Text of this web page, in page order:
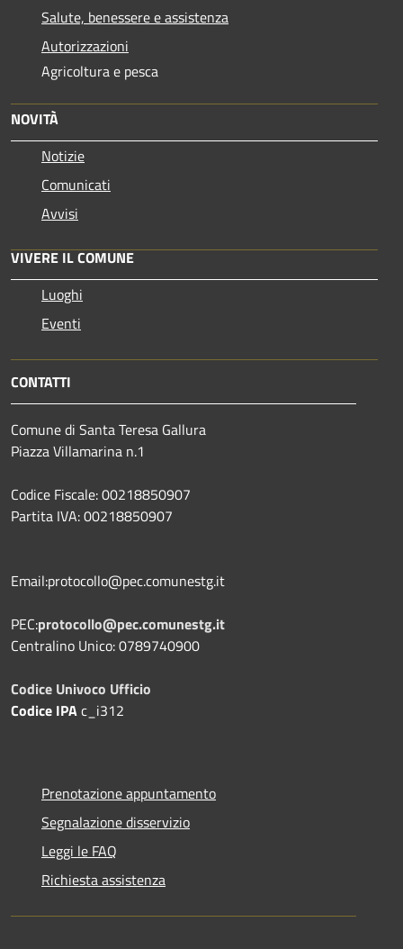
Salute, benessere e assistenza
Autorizzazioni
Agricoltura e pesca
NOVITÀ
Notizie
Comunicati
Avvisi
VIVERE IL COMUNE
Luoghi
Eventi
CONTATTI
Comune di Santa Teresa Gallura
Piazza Villamarina n.1
Codice Fiscale: 00218850907
Partita IVA: 00218850907
Email:protocollo@pec.comunestg.it
PEC:protocollo@pec.comunestg.it
Centralino Unico: 0789740900
Codice Univoco Ufficio
Codice IPAc_i312
Prenotazione appuntamento
Segnalazione disservizio
Leggi le FAQ
Richiesta assistenza